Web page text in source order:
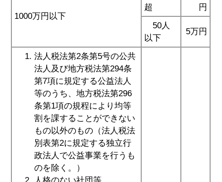
1000万円以下
超
円
50人
以下
5万円
法人税法第2条第5号の公共
法人及び地方税法第294条
第7項に規定する公益法人
等のうち、地方税法第296
条第1項の規程により均等
割を課することができない
もの以外のもの（法人税法
別表第2に規定する独立行
政法人で公益事業を行うも
のを除く。）